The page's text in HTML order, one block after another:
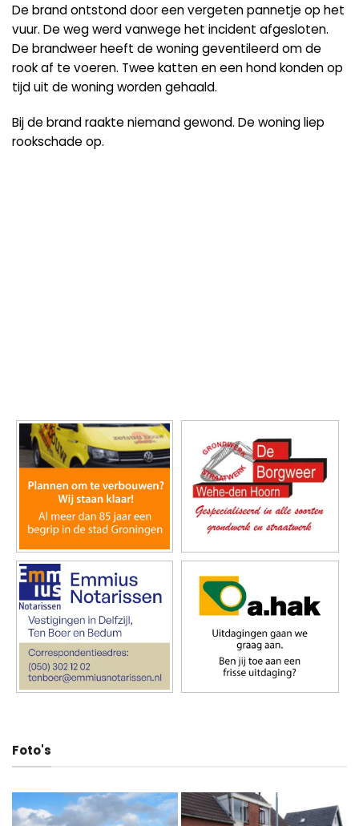
De brand ontstond door een vergeten pannetje op het
vuur. De weg werd vanwege het incident afgesloten.
De brandweer heeft de woning geventileerd om de
rook af te voeren. Twee katten en een hond konden op
tijd uit de woning worden gehaald.
Bij de brand raakte niemand gewond. De woning liep
rookschade op.
Foto's